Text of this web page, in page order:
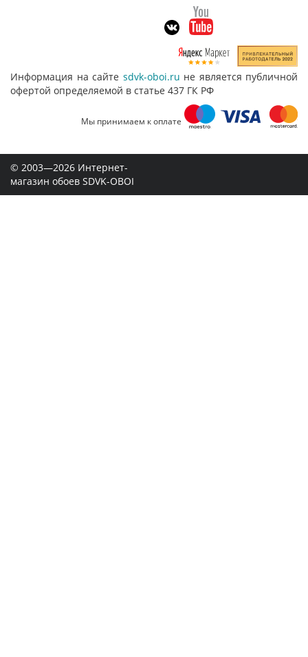
Информация на сайте sdvk-oboi.ru не является публичной
офертой определяемой в статье 437 ГК РФ
Мы принимаем к оплате
© 2003—2026 Интернет-
магазин обоев SDVK-OBOI